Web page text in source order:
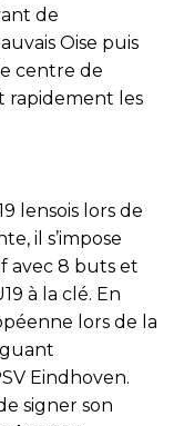
de
Oise puis
centre de
rapidement les
lensois lors de
il s’impose
avec 8 buts et
à la clé. En
lors de la
Eindhoven.
signer son